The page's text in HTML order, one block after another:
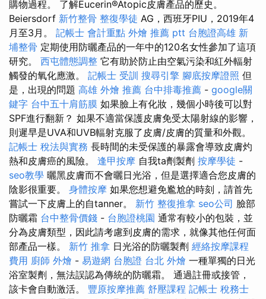
購物過程。 了解Eucerin®Atopic皮膚產品的歷史。
Beiersdorf 新竹整骨 整復學徒 AG，西班牙PIU，2019年4
月至3月。 記帳士 會計重點 外燴 推薦 ptt 台胞證高雄 新
埔整骨 定期使用防曬產品的一年中的120名女性參加了這項
研究。 西屯體態調整 它有助於防止由空氣污染和紅外輻射
觸發的氧化應激。 記帳士 受訓 搜尋引擎 腳底按摩證照 但
是，出現的問題 高雄 外燴 推薦 台中排毒推薦 - google關
鍵字 台中五十肩筋膜 如果臉上有化妝，幾個小時後可以對
SPF進行翻新？ 如果不適當保護皮膚免受太陽射線的影響，
則遲早是UVA和UVB輻射克服了皮膚/皮膚的質量和外觀。
記帳士 稅法與實務 長時間的未受保護的暴露會導致皮膚灼
熱和皮膚癌的風險。 逢甲按摩 自我ta劑製劑 按摩學徒 -
seo教學 曬黑皮膚而不會曬日光浴，但是選擇適合您皮膚的
陰影很重要。 身體按摩 如果您想避免尷尬的時刻，請首先
嘗試一下皮膚上的自tanner。 新竹 整復推拿 seo公司 臉部
防曬霜 台中整骨價錢 - 台胞證桃園 通常有較小的包裝，並
分為皮膚類型，因此請考慮到皮膚的需求，就像其他任何面
部產品一樣。 新竹 推拿 日光浴的防曬製劑 經絡按摩課程
費用 廚師 外燴 - 易遊網 台胞證 台北 外燴 一種單獨的日光
浴室製劑，無法誤認為傳統的防曬霜。 通過註冊或接管，
該卡會自動激活。 豐原按摩推薦 舒壓課程 記帳士 稅務士